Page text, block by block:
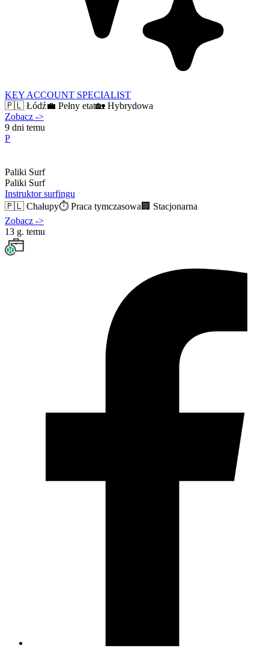
KEY ACCOUNT SPECIALIST
🇵🇱 Łódź💼 Pełny etat🏡 Hybrydowa
Zobacz ->
9 dni temu
P
Paliki Surf
Paliki Surf
Instruktor surfingu
🇵🇱 Chałupy⏱️ Praca tymczasowa 🏢 Stacjonarna
Zobacz ->
13 g. temu